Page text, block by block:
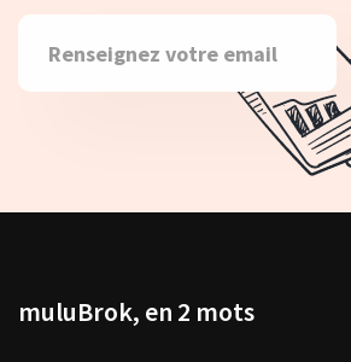
muluBrok, en 2 mots